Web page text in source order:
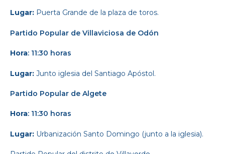
Lugar: Puerta Grande de la plaza de toros.
Partido Popular de Villaviciosa de Odón
Hora: 11:30 horas
Lugar: Junto iglesia del Santiago Apóstol.
Partido Popular de Algete
Hora: 11:30 horas
Lugar: Urbanización Santo Domingo (junto a la iglesia).